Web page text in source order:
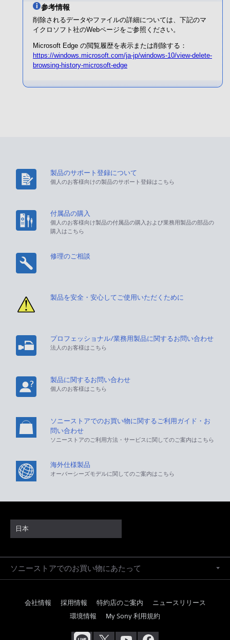
参考情報
削除されるデータやファイルの詳細については、下記のマ
イクロソフト社のWebページをご参照ください。
Microsoft Edge の閲覧履歴を表示または削除する：
https://windows.microsoft.com/ja-jp/windows-10/view-delete-
browsing-history-microsoft-edge
製品のサポート登録について
個人のお客様向けの製品のサポート登録はこちら
付属品の購入
個人のお客様向け製品の付属品の購入および業務用製品の部品の
購入はこちら
修理のご相談
製品を安全・安心してご使用いただくために
プロフェッショナル/業務用製品に関するお問い合わせ
法人のお客様はこちら
製品に関するお問い合わせ
個人のお客様はこちら
ソニーストアでのお買い物に関するご利用ガイド・お
問い合わせ
ソニーストアのご利用方法・サービスに関してのご案内はこちら
海外仕様製品
オーバーシーズモデルに関してのご案内はこちら
日本
ソニーストアでのお買い物にあたって
会社情報 採用情報 特約店のご案内
ニュースリリース
環境情報
My Sony 利用規約